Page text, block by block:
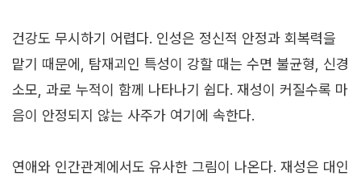
건강도 무시하기 어렵다. 인성은 정신적 안정과 회복력을
맡기 때문에, 탐재괴인 특성이 강할 때는 수면 불균형, 신경
소모, 과로 누적이 함께 나타나기 쉽다. 재성이 커질수록 마
음이 안정되지 않는 사주가 여기에 속한다.
연애와 인간관계에서도 유사한 그림이 나온다. 재성은 대인